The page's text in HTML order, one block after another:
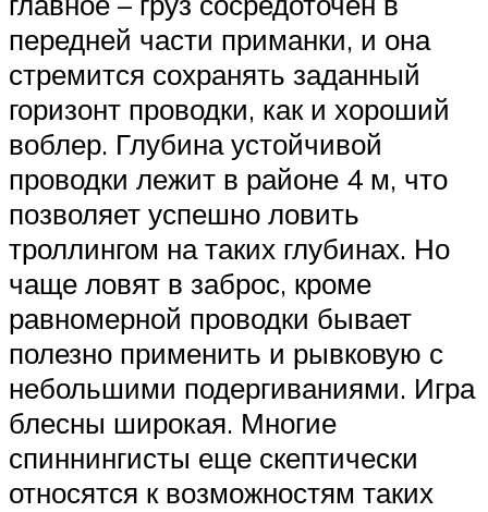
передней части приманки, и она
стремится сохранять заданный
горизонт проводки, как и хороший
воблер. Глубина устойчивой
проводки лежит в районе 4 м, что
позволяет успешно ловить
троллингом на таких глубинах. Но
чаще ловят в заброс, кроме
равномерной проводки бывает
полезно применить и рывковую с
небольшими подергиваниями. Игра
блесны широкая. Многие
спиннингисты еще скептически
относятся к возможностям таких